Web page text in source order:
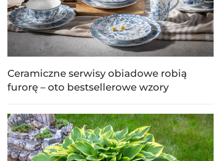
Ceramiczne serwisy obiadowe robią
furorę – oto bestsellerowe wzory